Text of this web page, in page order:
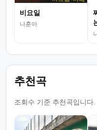
비요일
나훈아
추천곡
조회수 기준 추천곡입니다.